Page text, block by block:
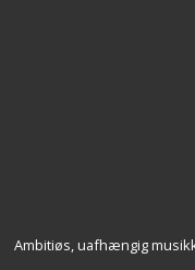
Ambitiøs, uafhængig